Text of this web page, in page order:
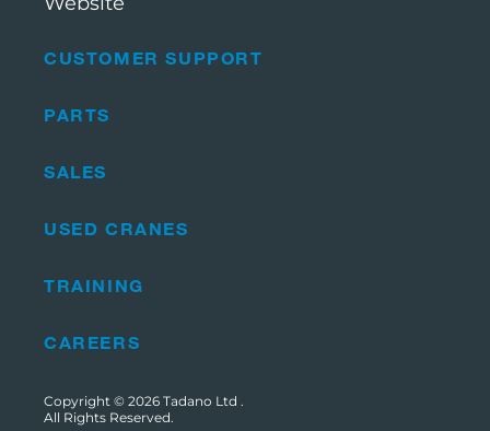
CUSTOMER SUPPORT
PARTS
SALES
USED CRANES
TRAINING
CAREERS
Copyright © 2026 Tadano Ltd .
All Rights Reserved.